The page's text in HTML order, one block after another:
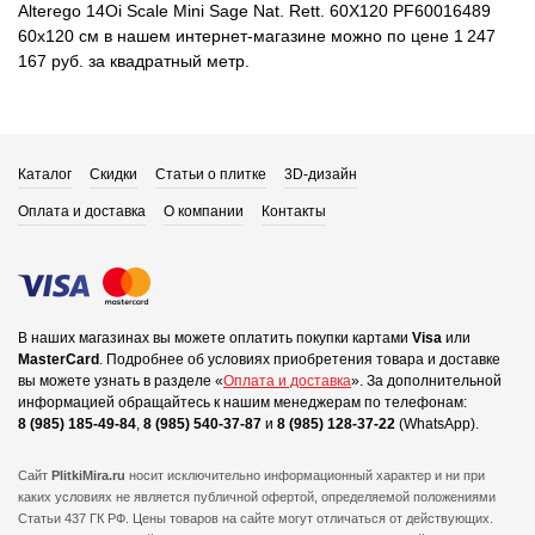
Alterego 14Oi Scale Mini Sage Nat. Rett. 60X120 PF60016489
60x120 см в нашем интернет-магазине можно по цене 1 247
167 руб. за квадратный метр.
Каталог Скидки Статьи о плитке 3D-дизайн
Оплата и доставка О компании Контакты
В наших магазинах вы можете оплатить покупки картами Visa или
MasterCard . Подробнее об условиях приобретения товара и доставке
вы можете узнать в разделе «Оплата и доставка». За дополнительной
информацией обращайтесь к нашим менеджерам по телефонам:
8 (985) 185-49-84, 8 (985) 540-37-87 и 8 (985) 128-37-22 (WhatsApp).
Сайт PlitkiMira.ru носит исключительно информационный характер и ни при
каких условиях не является публичной офертой, определяемой положениями
Статьи 437 ГК РФ. Цены товаров на сайте могут отличаться от действующих.